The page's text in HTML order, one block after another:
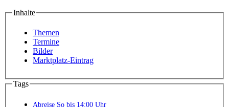
Inhalte
Themen
Termine
Bilder
Marktplatz-Eintrag
Tags
Abreise So bis 14:00 Uhr